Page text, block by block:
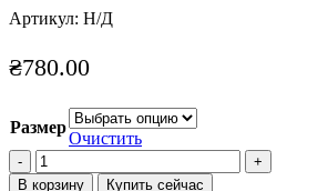
Артикул: Н/Д
₴780.00
Размер
Очистить
Количество
товара
В корзину Купить сейчас